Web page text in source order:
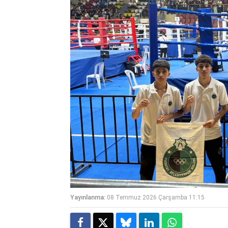
Yayınlanma: 08 Temmuz 2026 Çarşamba 11:15